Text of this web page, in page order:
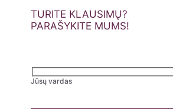
TURITE KLAUSIMŲ?
PARAŠYKITE MUMS!
Jūsų vardas